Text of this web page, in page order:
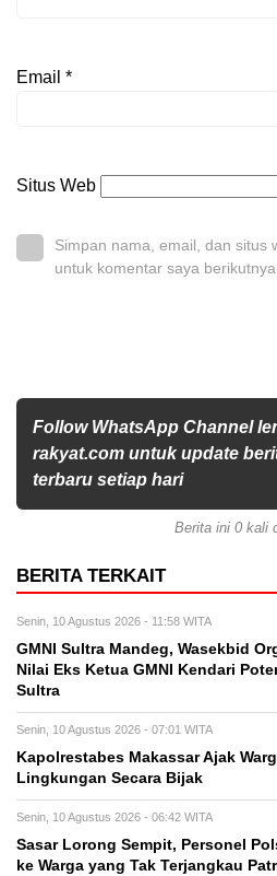
Email *
Situs Web
Simpan nama, email, dan situs
untuk komentar saya
Follow WhatsApp Channel
rakyat.com untuk update
terbaru setiap hari
Berita ini 0 kali
BERITA TERKAIT
Senin, 10 Agustus 2026 - 11:58 WITA
GMNI Sultra Mandeg, Wasekbid
Nilai Eks Ketua GMNI Kendari
Sultra
Senin, 10 Agustus 2026 - 07:01 WITA
Kapolrestabes Makassar Ajak
Lingkungan Secara Bijak
Senin, 10 Agustus 2026 - 06:42 WITA
Sasar Lorong Sempit, Personel
ke Warga yang Tak Terjangkau